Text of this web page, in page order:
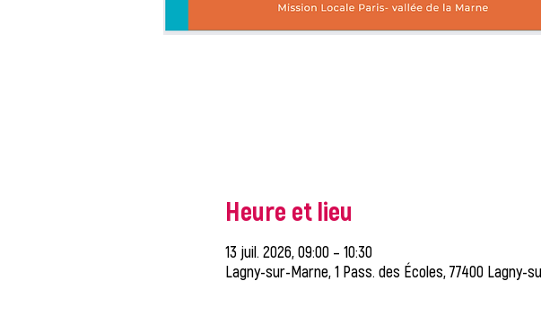
Heure et lieu
13 juil. 2026, 09:00 – 10:30
Lagny-sur-Marne, 1 Pass. des Écoles, 77400 Lagny-